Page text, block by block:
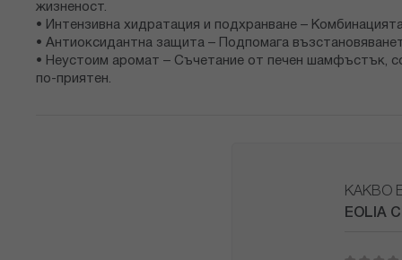
жизненост.
• Интензивна хидратация и подхранване –
• Антиоксидантна защита – Подпомага
• Неустоим аромат – Съчетание от печен шамфъстък,
по-приятен.
КАКВО
EOLIA